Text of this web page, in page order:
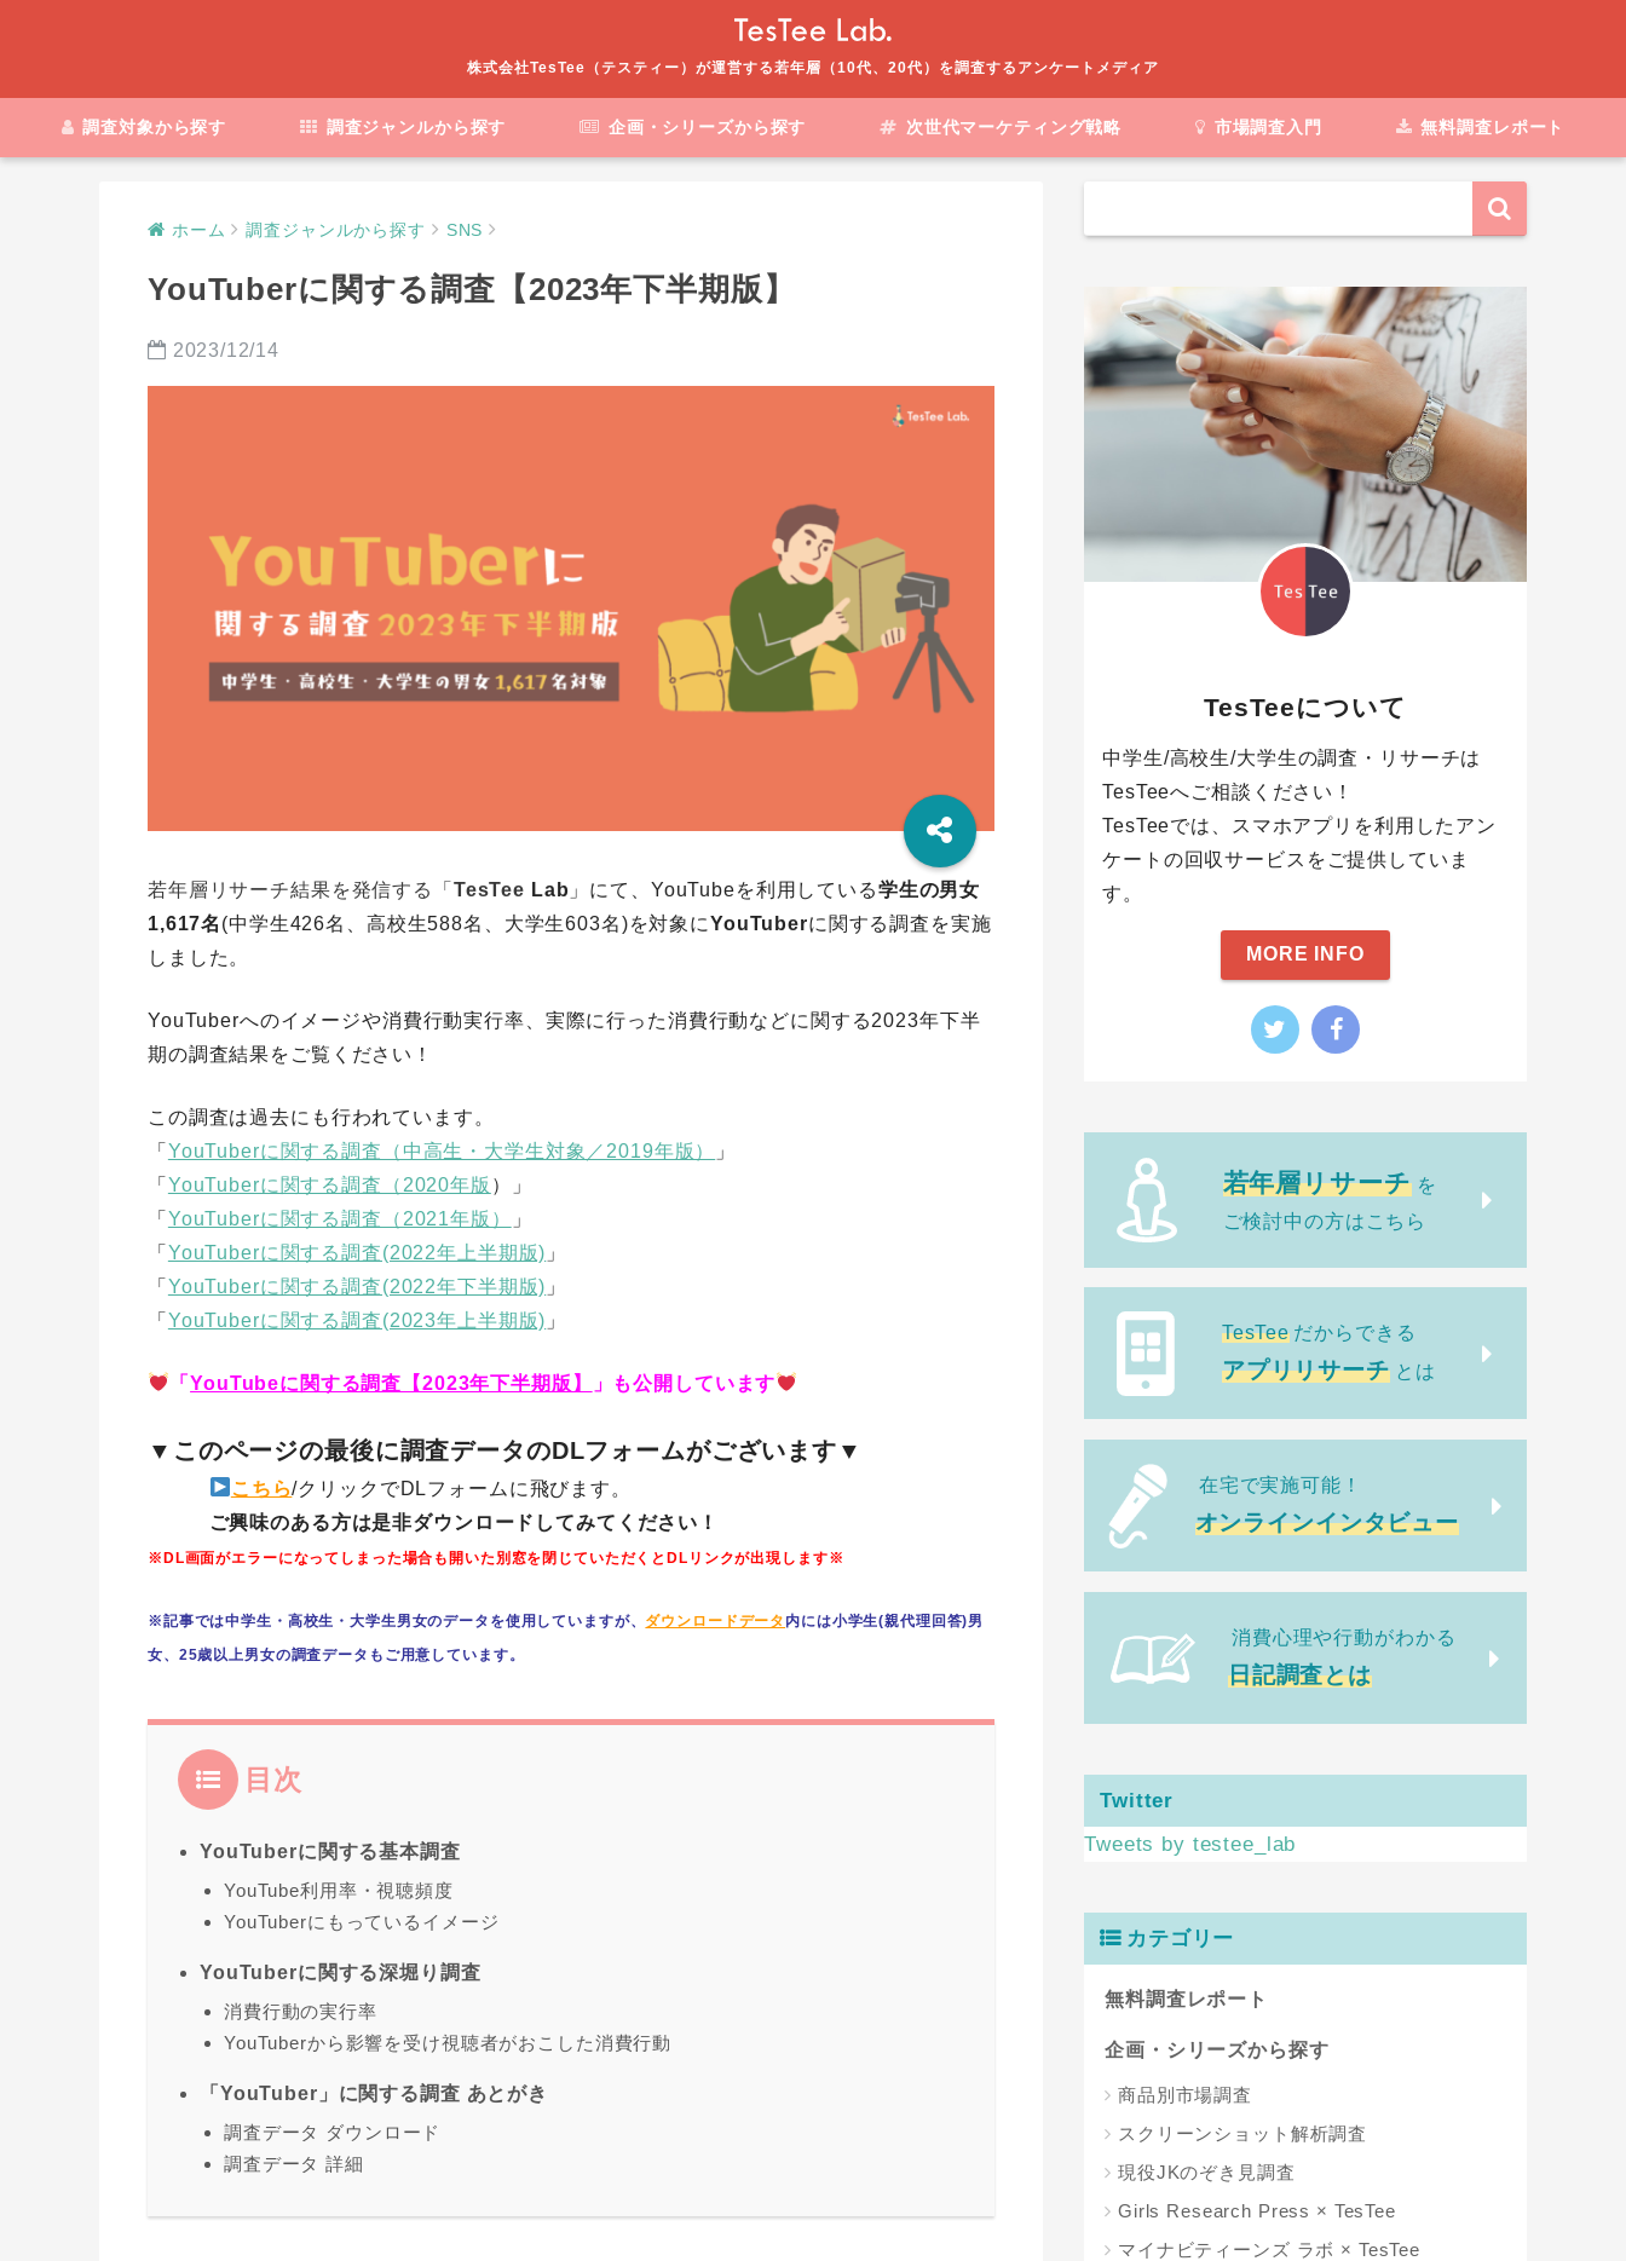
株式会社TesTee（テスティー）が運営する若年層（10代、20代）を調査するアンケートメディア
調査対象から探す 調査ジャンルから探す 企画・シリーズから探す 次世代マーケティング戦略 市場調査入門 無料調査レポート
ホーム 調査ジャンルから探す SNS
YouTuberに関する調査【2023年下半期版】
2023/12/14
若年層リサーチ結果を発信する「 TesTee Lab 」にて、YouTubeを利用している学生の男女
1,617名 (中学生426名、高校生588名、大学生603名)を対象にYouTuberに関する調査を実施
しました。
YouTuberへのイメージや消費行動実行率、実際に行った消費行動などに関する2023年下半
期の調査結果をご覧ください！
この調査は過去にも行われています。
「 YouTuberに関する調査（中高生・大学生対象／2019年版）
」
「 YouTuberに関する調査（2020年版 ）」
「 YouTuberに関する調査（2021年版）
」
「 YouTuberに関する調査(2022年上半期版) 」
「 YouTuberに関する調査(2022年下半期版) 」
「 YouTuberに関する調査(2023年上半期版) 」
「YouTubeに関する調査【2023年下半期版】 」も公開しています
▼このページの最後に調査データのDLフォームがございます▼
こちら/クリックでDLフォームに飛びます。
ご興味のある方は是非ダウンロードしてみてください！
※DL画面がエラーになってしまった場合も開いた別窓を閉じていただくとDLリンクが出現します※
※記事では中学生・高校生・大学生男女のデータを使用していますが、 ダウンロードデータ 内には小学生(親代理回答)男
女、25歳以上男女の調査データもご用意しています。
目次
YouTuberに関する基本調査
YouTube利用率・視聴頻度
YouTuberにもっているイメージ
YouTuberに関する深堀り調査
消費行動の実行率
YouTuberから影響を受け視聴者がおこした消費行動
「YouTuber」に関する調査 あとがき
調査データ ダウンロード
調査データ 詳細
TesTeeについて
中学生/高校生/大学生の調査・リサーチは
TesTeeへご相談ください！
TesTeeでは、スマホアプリを利用したアン
ケートの回収サービスをご提供していま
す。
MORE INFO
若年層リサーチ を
ご検討中の方はこちら
TesTee だからできる
アプリリサーチ とは
在宅で実施可能！
オンラインインタビュー
消費心理や行動がわかる
日記調査とは
Twitter
Tweets by testee_lab
カテゴリー
無料調査レポート
企画・シリーズから探す
商品別市場調査
スクリーンショット解析調査
現役JKのぞき見調査
Girls Research Press × TesTee
マイナビティーンズ ラボ × TesTee